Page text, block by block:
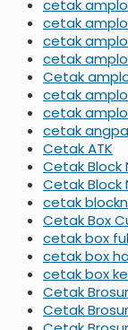
cetak
cetak
cetak
cetak
Cetak
cetak
cetak
cetak
Cetak ATK
Cetak Block
Cetak Block
cetak
Cetak Box
cetak box
cetak box
cetak box
Cetak Brosur
Cetak